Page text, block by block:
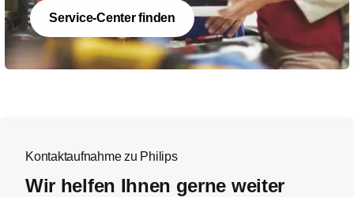
Service-Center finden
Kontaktaufnahme zu Philips
Wir helfen Ihnen gerne weiter